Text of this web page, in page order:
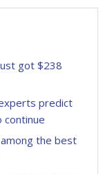
got $238
experts predict
continue
the best